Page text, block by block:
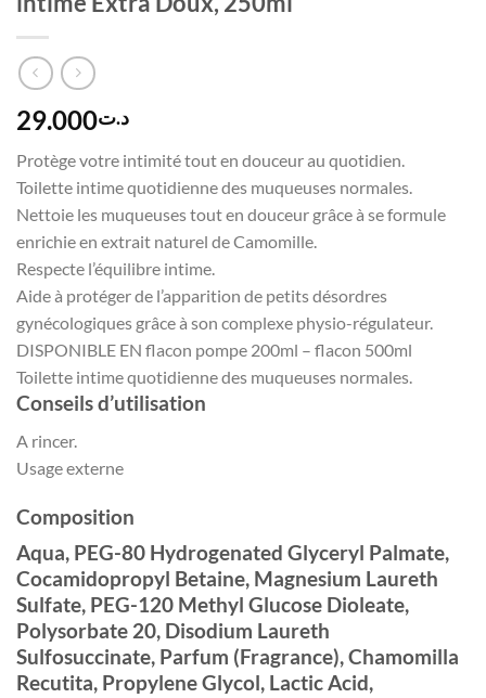
د.ت29.000
Protège votre intimité tout en douceur au quotidien.
Toilette intime quotidienne des muqueuses normales.
Nettoie les muqueuses tout en douceur grâce à se formule
enrichie en extrait naturel de Camomille.
Respecte l’équilibre intime.
Aide à protéger de l’apparition de petits désordres
gynécologiques grâce à son complexe physio-régulateur.
DISPONIBLE EN flacon pompe 200ml – flacon 500ml
Toilette intime quotidienne des muqueuses normales.
Conseils d’utilisation
A rincer.
Usage externe
Composition
Aqua, PEG-80 Hydrogenated Glyceryl Palmate,
Cocamidopropyl Betaine, Magnesium Laureth
Sulfate, PEG-120 Methyl Glucose Dioleate,
Polysorbate 20, Disodium Laureth
Sulfosuccinate, Parfum (Fragrance), Chamomilla
Recutita, Propylene Glycol, Lactic Acid,